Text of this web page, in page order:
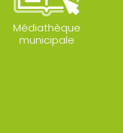
Médiathèque
municipale